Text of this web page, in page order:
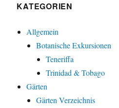
KATEGORIEN
Allgemein
Botanische Exkursionen
Teneriffa
Trinidad & Tobago
Gärten
Gärten Verzeichnis